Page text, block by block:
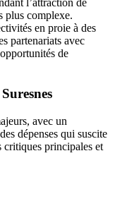
l’attraction de
plus complexe.
en proie à des
partenariats avec
de
avec un
dépenses qui suscite
critiques principales et